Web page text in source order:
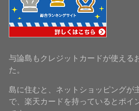
与論島もクレジットカードが使える
た。
島に住むと、ネットショッピングが
で、楽天カードを持っているとポイ